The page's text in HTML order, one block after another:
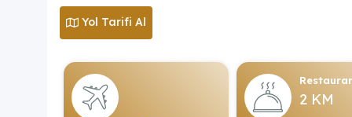
Yol Tarifi Al
2 KM